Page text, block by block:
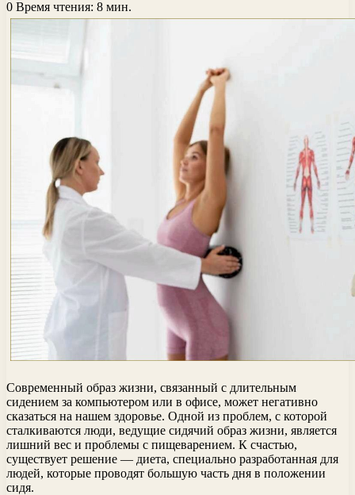
0 Время чтения: 8 мин.
Современный образ жизни, связанный с длительным
сидением за компьютером или в офисе, может негативно
сказаться на нашем здоровье. Одной из проблем, с которой
сталкиваются люди, ведущие сидячий образ жизни, является
лишний вес и проблемы с пищеварением. К счастью,
существует решение — диета, специально разработанная для
людей, которые проводят большую часть дня в положении
сидя.